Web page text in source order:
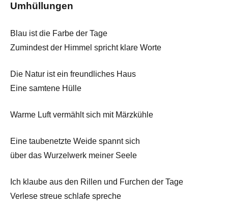
Umhüllungen
Blau ist die Farbe der Tage
Zumindest der Himmel spricht klare Worte
Die Natur ist ein freundliches Haus
Eine samtene Hülle
Warme Luft vermählt sich mit Märzkühle
Eine taubenetzte Weide spannt sich
über das Wurzelwerk meiner Seele
Ich klaube aus den Rillen und Furchen der Tage
Verlese streue schlafe spreche